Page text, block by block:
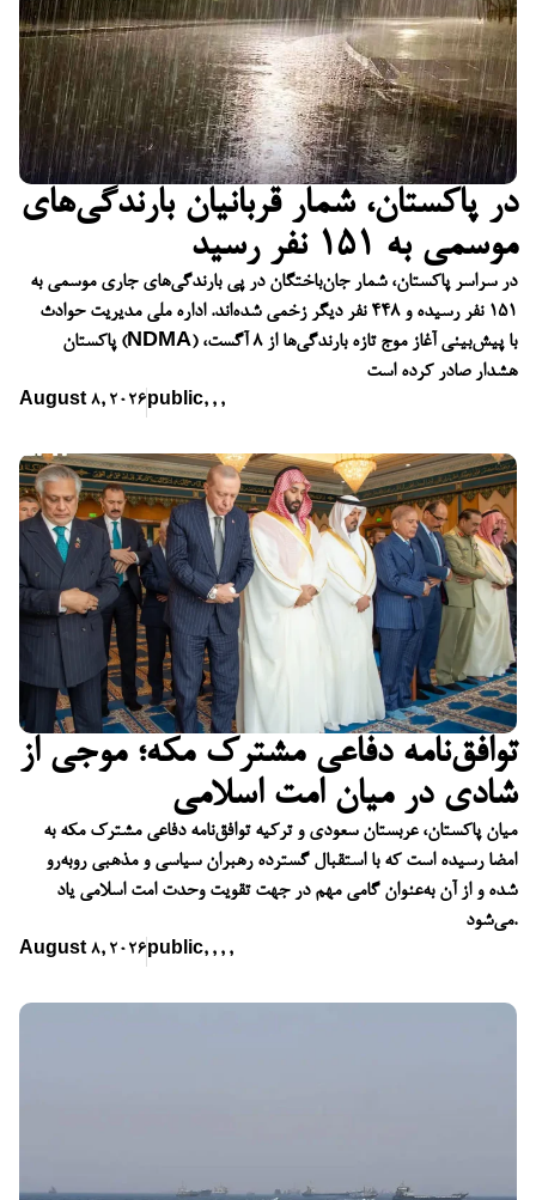
در پاکستان، شمار قربانیان بارندگی‌های
موسمی به ۱۵۱ نفر رسید
در سراسر پاکستان، شمار جان‌باختگان در پی بارندگی‌های جاری موسمی به
۱۵۱ نفر رسیده و ۴۴۸ نفر دیگر زخمی شده‌اند. اداره ملی مدیریت حوادث
پاکستان (NDMA) با پیش‌بینی آغاز موج تازه بارندگی‌ها از ۸ آگست،
هشدار صادر کرده است
August 8, 2026 public, , ,
توافق‌نامه دفاعی مشترک مکه؛ موجی از
شادی در میان امت اسلامی
میان پاکستان، عربستان سعودی و ترکیه توافق‌نامه دفاعی مشترک مکه به
امضا رسیده است که با استقبال گسترده رهبران سیاسی و مذهبی روبه‌رو
شده و از آن به‌عنوان گامی مهم در جهت تقویت وحدت امت اسلامی یاد
می‌شود.
August 8, 2026 public, , , ,